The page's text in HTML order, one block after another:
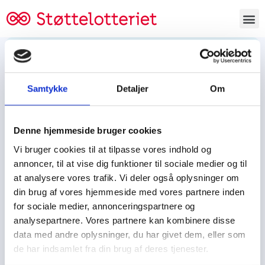
Samtykke Detaljer Om
Denne hjemmeside bruger cookies
Vi bruger cookies til at tilpasse vores indhold og
annoncer, til at vise dig funktioner til sociale medier og til
at analysere vores trafik. Vi deler også oplysninger om
din brug af vores hjemmeside med vores partnere inden
for sociale medier, annonceringspartnere og
analysepartnere. Vores partnere kan kombinere disse
data med andre oplysninger, du har givet dem, eller som
de har indsamlet fra din brug af deres tjenester.
Tjen penge og støt
Tjen penge til:
Spejdere/spejdergruppen/FDF’ere, m.fl.
Kontor
Tjenpengeogstoet.dk
Ejby Industrivej 91
DK – 2600 Glostrup
CVR: 19347508